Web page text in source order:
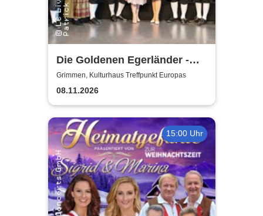
Die Goldenen Egerländer -
Melodien aus dem Egerland
Grimmen, Kulturhaus Treffpunkt Europas
08.11.2026
15:00 Uhr